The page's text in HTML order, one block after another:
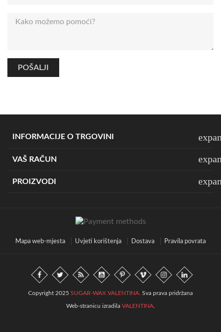
INFORMACIJE O TRGOVINI
VAŠ RAČUN
PROIZVODI
Mapa web-mjesta Uvjeti korištenja Dostava Pravila povrata
Copyright 2025 SUGAR-WAX VALENTINA. Sva prava pridržana
Web-stranicu izradila VALENTINA